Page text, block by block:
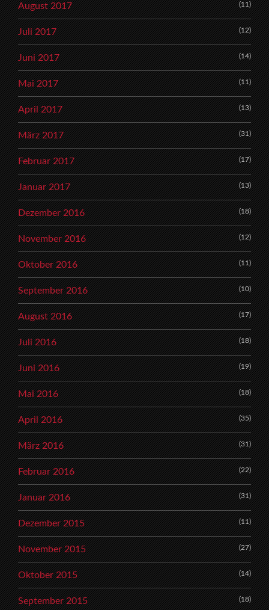
August 2017 (11)
Juli 2017 (12)
Juni 2017 (14)
Mai 2017 (11)
April 2017 (13)
März 2017 (31)
Februar 2017 (17)
Januar 2017 (13)
Dezember 2016 (18)
November 2016 (12)
Oktober 2016 (11)
September 2016 (10)
August 2016 (17)
Juli 2016 (18)
Juni 2016 (19)
Mai 2016 (18)
April 2016 (35)
März 2016 (31)
Februar 2016 (22)
Januar 2016 (31)
Dezember 2015 (11)
November 2015 (27)
Oktober 2015 (14)
September 2015 (18)